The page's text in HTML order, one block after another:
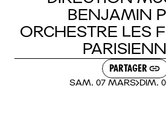
BROCHURE 26.27
MAGAZINE NUMÉRIQUE
ACTUALITÉS
VISITE VIRTUELLE
NOUS CONTACTER
INSTAGRAM
BENJAMIN
ORCHESTRE LES
PARTAGER
SAM. 07 MARS DIM.